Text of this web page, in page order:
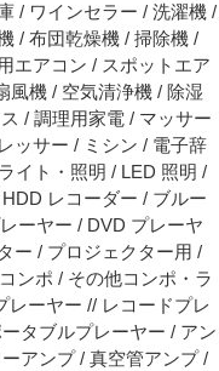
/ ワインセラー / 洗濯機 /
/ 布団乾燥機 / 掃除機 /
エアコン / スポットエア
風機 / 空気清浄機 / 除湿
/ 調理用家電 / マッサー
ッサー / ミシン / 電子辞
イト・照明 / LED 照明 /
レコーダー / ブルー
ーヤー / DVD プレーヤ
ー / プロジェクター用 /
ンポ / その他コンポ・ラ
レーヤー // レコードプレ
タブルプレーヤー / アン
アンプ / 真空管アンプ /